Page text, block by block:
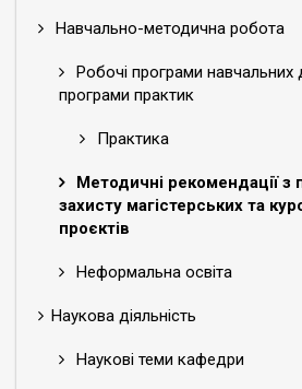
Навчально-методична робота
Робочі програми навчальних
програми практик
Практика
Методичні рекомендації з
захисту магістерських та
проєктів
Неформальна освіта
Наукова діяльність
Наукові теми кафедри